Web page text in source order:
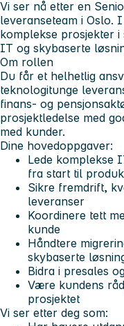
Vi ser nå etter en
leveranseteam i Oslo.
komplekse prosjekter
IT og skybaserte
Om rollen
Du får et helhetlig
teknologitunge
finans- og
prosjektledelse med
med kunder.
Dine hovedoppgaver:
Lede komplekse
fra start til
Sikre fremdrift,
leveranser
Koordinere tett
kunde
Håndtere
skybaserte
Bidra i presales
Være kundens
prosjektet
Vi ser etter deg som: